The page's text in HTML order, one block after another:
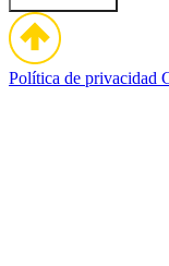
Política de privacidad